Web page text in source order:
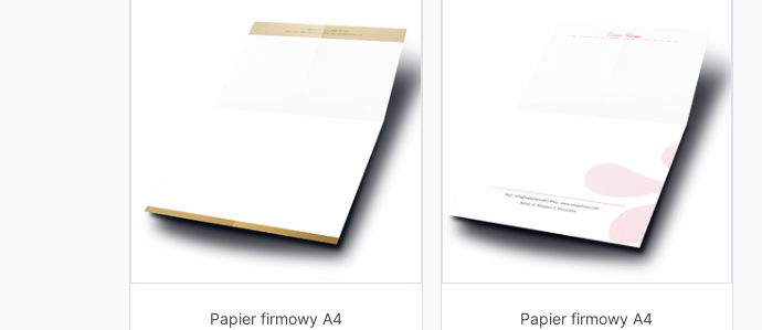
Papier firmowy A4
Papier firmowy A4